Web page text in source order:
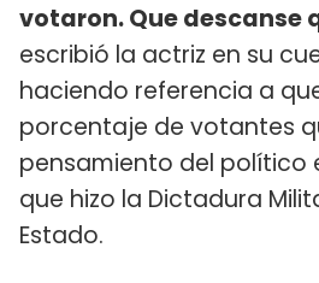
votaron. Que descanse
escribió la actriz en su
haciendo referencia a
porcentaje de votantes
pensamiento del político
que hizo la Dictadura
Estado.